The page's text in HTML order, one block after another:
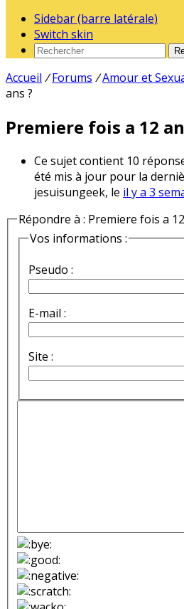
Sidebar (barre latérale)
Switch skin
Accueil / Forums /Amour et
ans ?
Premiere fois a 12
Ce sujet contient 10
été mis à jour pour la
jesuisungeek, le il y a 3
Répondre à : Premiere fois a
Vos informations :
Pseudo :
E-mail :
Site :